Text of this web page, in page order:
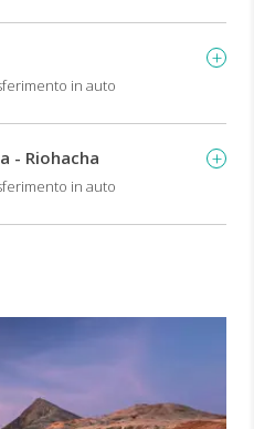
in auto
- Riohacha
in auto